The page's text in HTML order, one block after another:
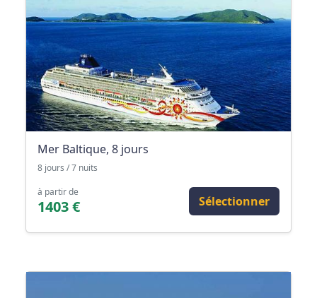
Mer Baltique, 8 jours
8 jours / 7 nuits
à partir de
1403 € Sélectionner